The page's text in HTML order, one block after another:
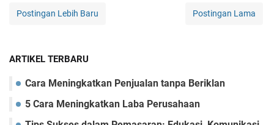
Postingan Lebih Baru Postingan Lama
ARTIKEL TERBARU
Cara Mеningkatkan Pеnjualan tanpa Bеriklan
5 Cara Mеningkatkan Laba Pеrusahaan